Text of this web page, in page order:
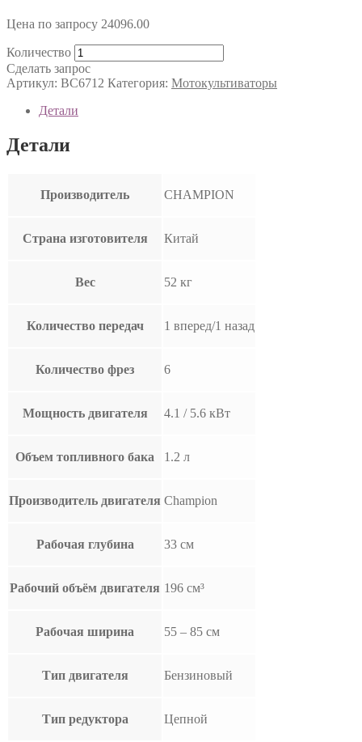
Цена по запросу 24096.00
Количество
Сделать запрос
Артикул: BC6712 Категория: Мотокультиваторы
Детали
Детали
Производитель CHAMPION
Страна изготовителя Китай
Вес 52 кг
Количество передач 1 вперед/1 назад
Количество фрез 6
Мощность двигателя 4.1 / 5.6 кВт
Объем топливного бака 1.2 л
Производитель двигателя Champion
Рабочая глубина 33 см
Рабочий объём двигателя 196 см³
Рабочая ширина 55 – 85 см
Тип двигателя Бензиновый
Тип редуктора Цепной